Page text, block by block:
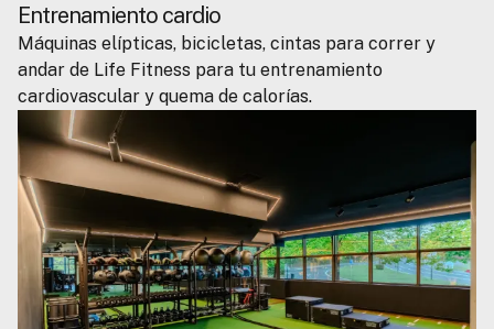
Entrenamiento cardio
Máquinas elípticas, bicicletas, cintas para correr y
andar de Life Fitness para tu entrenamiento
cardiovascular y quema de calorías.